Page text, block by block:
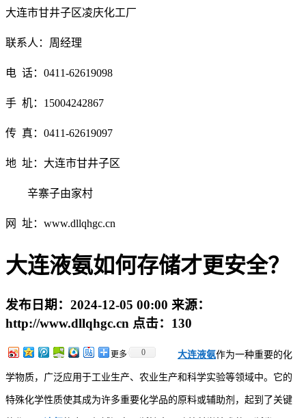
大连市甘井子区凌庆化工厂
联系人： 周经理
电 话：0411-62619098
手 机：15004242867
传 真：0411-62619097
地 址：大连市甘井子区
辛寨子由家村
网 址：www.dllqhgc.cn
大连液氨如何存储才更安全？
发布日期： 2024-12-05 00:00 来源：
http://www.dllqhgc.cn 点击： 130
更多 0 大连液氨作为一种重要的化
学物质，广泛应用于工业生产、农业生产和科学实验等领域中。它的
特殊化学性质使其成为许多重要化学品的原料或辅助剂，起到了关键